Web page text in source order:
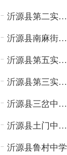
沂源县第二实验中学
沂源县南麻街道办事处中心小学
沂源县第五实验小学
沂源县第三实验小学
沂源县三岔中心学校
沂源县土门中心学校
沂源县鲁村中学